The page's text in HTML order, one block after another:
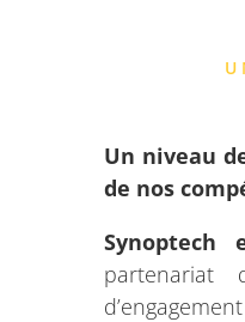
Un niveau
de nos
Synoptech
partenariat